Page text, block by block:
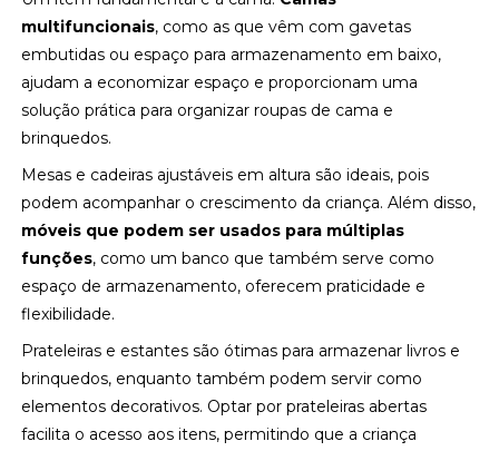
multifuncionais, como as que vêm com gavetas
embutidas ou espaço para armazenamento em baixo,
ajudam a economizar espaço e proporcionam uma
solução prática para organizar roupas de cama e
brinquedos.
Mesas e cadeiras ajustáveis em altura são ideais, pois
podem acompanhar o crescimento da criança. Além disso,
móveis que podem ser usados para múltiplas
funções, como um banco que também serve como
espaço de armazenamento, oferecem praticidade e
flexibilidade.
Prateleiras e estantes são ótimas para armazenar livros e
brinquedos, enquanto também podem servir como
elementos decorativos. Optar por prateleiras abertas
facilita o acesso aos itens, permitindo que a criança